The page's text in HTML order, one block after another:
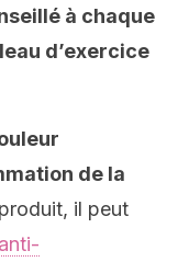
à chaque
d’exercice
de la
il peut
anti-